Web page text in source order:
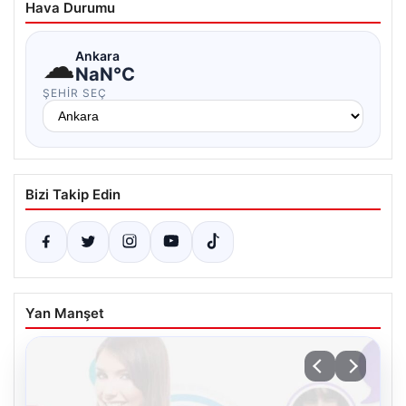
Hava Durumu
☁Ankara
NaN°C
ŞEHIR SEÇ
Bizi Takip Edin
Yan Manşet